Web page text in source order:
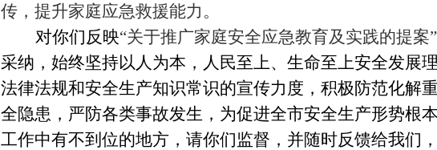
传，提升家庭应急救援能力。
对你们反映“关于推广家庭安全应急教育及实践的提案
采纳， 始终坚持以人为本，人民至上、生命至上安全发展理
法律法规和安全生产知识常识的宣传力度， 积极防范化解
全隐患，严防各类事故发生 ，为促进全市安全生产形势根
工作中有不到位的地方，请你们监督，并随时反馈给我们